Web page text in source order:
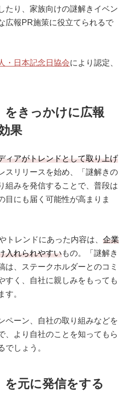
たり、家族向けの謎解きイベン
広報PR施策に役立てられるで
・日本記念日協会により認定、
をきっかけに広報
果
ィアがトレンドとして取り上げ
スリリースを始め、「謎解きの
組みを発信することで、普段は
目にも届く可能性が高まりま
トレンドにあった内容は、 企業
入れられやすいもの。「謎解き
は、ステークホルダーとのコミ
すく、自社に親しみをもっても
す。
ペーン、自社の取り組みなどを
、より自社のことを知ってもら
でしょう。
を元に発信をする